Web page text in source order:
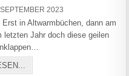
DATE:2023
in Altwarmbüchen, dann am
letzten Jahr doch diese geilen